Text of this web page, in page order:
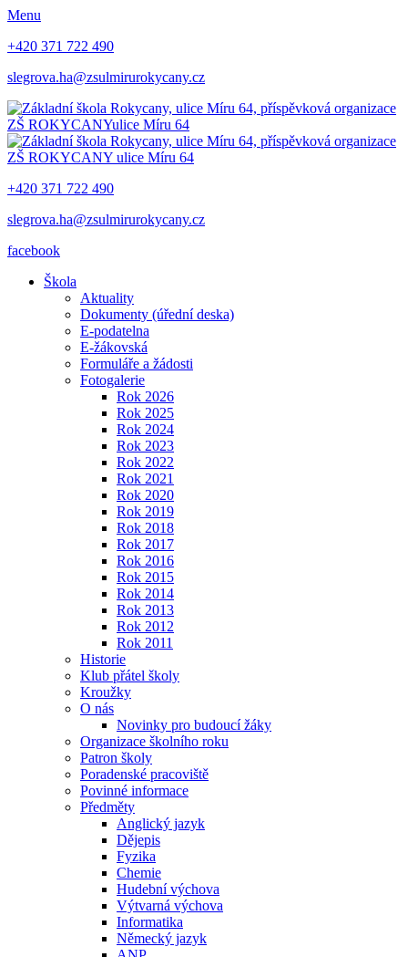
Menu
+420 371 722 490
slegrova.ha@zsulmirurokycany.cz
ZŠ ROKYCANYulice Míru 64
ZŠ ROKYCANY ulice Míru 64
+420 371 722 490
slegrova.ha@zsulmirurokycany.cz
facebook
Škola
Aktuality
Dokumenty (úřední deska)
E-podatelna
E-žákovská
Formuláře a žádosti
Fotogalerie
Rok 2026
Rok 2025
Rok 2024
Rok 2023
Rok 2022
Rok 2021
Rok 2020
Rok 2019
Rok 2018
Rok 2017
Rok 2016
Rok 2015
Rok 2014
Rok 2013
Rok 2012
Rok 2011
Historie
Klub přátel školy
Kroužky
O nás
Novinky pro budoucí žáky
Organizace školního roku
Patron školy
Poradenské pracoviště
Povinné informace
Předměty
Anglický jazyk
Dějepis
Fyzika
Chemie
Hudební výchova
Výtvarná výchova
Informatika
Německý jazyk